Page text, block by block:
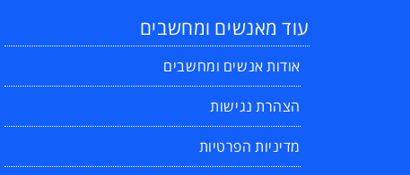
עוד מאנשים ומחשבים
אודות אנשים ומחשבים
הצהרת נגישות
מדיניות הפרטיות